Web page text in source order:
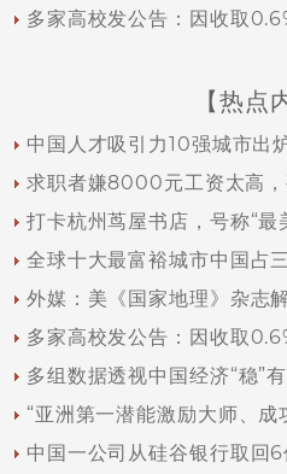
多家高校发公告：因收取
【热点
中国人才吸引力10强城市出
求职者嫌8000元工资太高
打卡杭州茑屋书店，号称“最
全球十大最富裕城市中国占
外媒：美《国家地理》杂志
多家高校发公告：因收取
多组数据透视中国经济“稳”
“亚洲第一潜能激励大师、成
中国一公司从硅谷银行取回